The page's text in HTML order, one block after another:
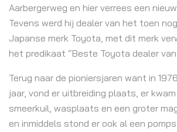
Aarbergerweg en hier verrees een
Tevens werd hij dealer van het toen
Japanse merk Toyota, met dit merk
het predikaat “Beste Toyota dealer van
Terug naar de pioniersjaren want in
jaar, vond er uitbreiding plaats, er
smeerkuil, wasplaats en een groter
en inmiddels stond er ook al een